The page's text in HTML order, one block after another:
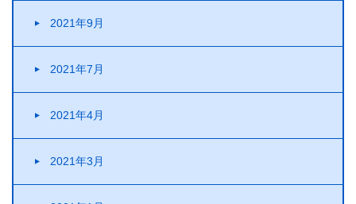
2021年9月
2021年7月
2021年4月
2021年3月